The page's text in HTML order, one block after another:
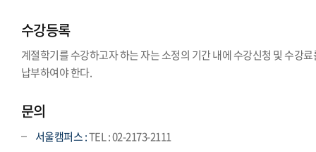
수강등록
계절학기를 수강하고자 하는 자는 소정의 기간 내에 수강신청 및 수강
납부하여야 한다.
문의
서울캠퍼스 :TEL : 02-2173-2111